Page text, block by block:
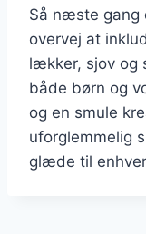
Så næste gang
overvej at
lækker, sjov og
både børn og
og en smule
uforglemmelig
glæde til